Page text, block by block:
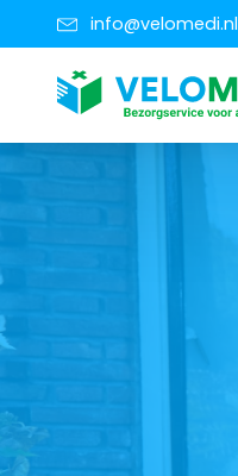
info@velomedi.nl